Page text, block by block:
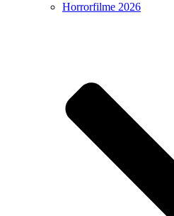
Horrorfilme 2026